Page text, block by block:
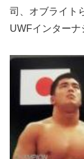
司、オブライト
UWFインターナ